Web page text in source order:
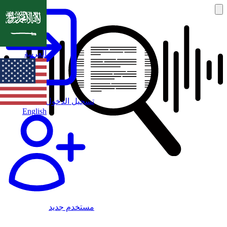
تسجيل الدخول
مستخدم جديد
العربية
English